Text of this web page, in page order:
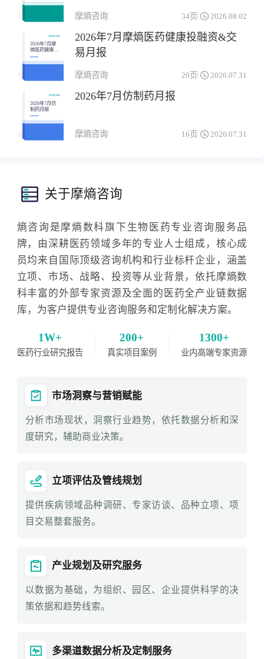
摩熵咨询 34页 2026.08.02
2026年7月摩
熵医药健康投
融资&交易月
报
2026年7月摩熵医药健康投融资&交
易月报
摩熵咨询 20页 2026.07.31
2026年7月仿
制药月报
2026年7月仿制药月报
摩熵咨询 16页 2026.07.31
关于摩熵咨询
熵咨询是摩熵数科旗下生物医药专业咨询服务品
牌，由深耕医药领域多年的专业人士组成，核心成
员均来自国际顶级咨询机构和行业标杆企业，涵盖
立项、市场、战略、投资等从业背景，依托摩熵数
科丰富的外部专家资源及全面的医药全产业链数据
库，为客户提供专业咨询服务和定制化解决方案。
1W+
医药行业研究报告
200+
真实项目案例
1300+
业内高端专家资源
市场洞察与营销赋能
分析市场现状，洞察行业趋势，依托数据分析和深
度研究，辅助商业决策。
立项评估及管线规划
提供疾病领域品种调研、专家访谈、品种立项、项
目交易整套服务。
产业规划及研究服务
以数据为基础，为组织、园区、企业提供科学的决
策依据和趋势线索。
多渠道数据分析及定制服务